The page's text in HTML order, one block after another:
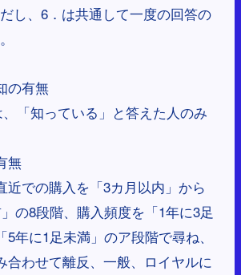
し、6．は共通して一度の回答の
の有無
「知っている」と答えた人のみ
無
近での購入を「3カ月以内」から
」の8段階、購入頻度を「1年に3足
5年に1足未満」のア段階で尋ね、
合わせて離反、一般、ロイヤルに